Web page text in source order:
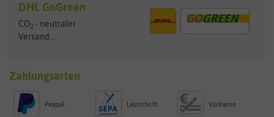
DHL GoGreen
CO2 - neutraler
Versand...
Zahlungsarten
Paypal Lastschrift Vorkasse